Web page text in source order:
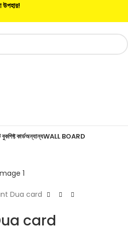
উপহার!
বুকগিফ্ট কার্ডঅন্যান্যWALL BOARD
Dua card
card